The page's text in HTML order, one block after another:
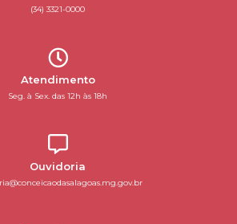
(34) 3321-0000
Atendimento
Seg. à Sex. das 12h às 18h
Ouvidoria